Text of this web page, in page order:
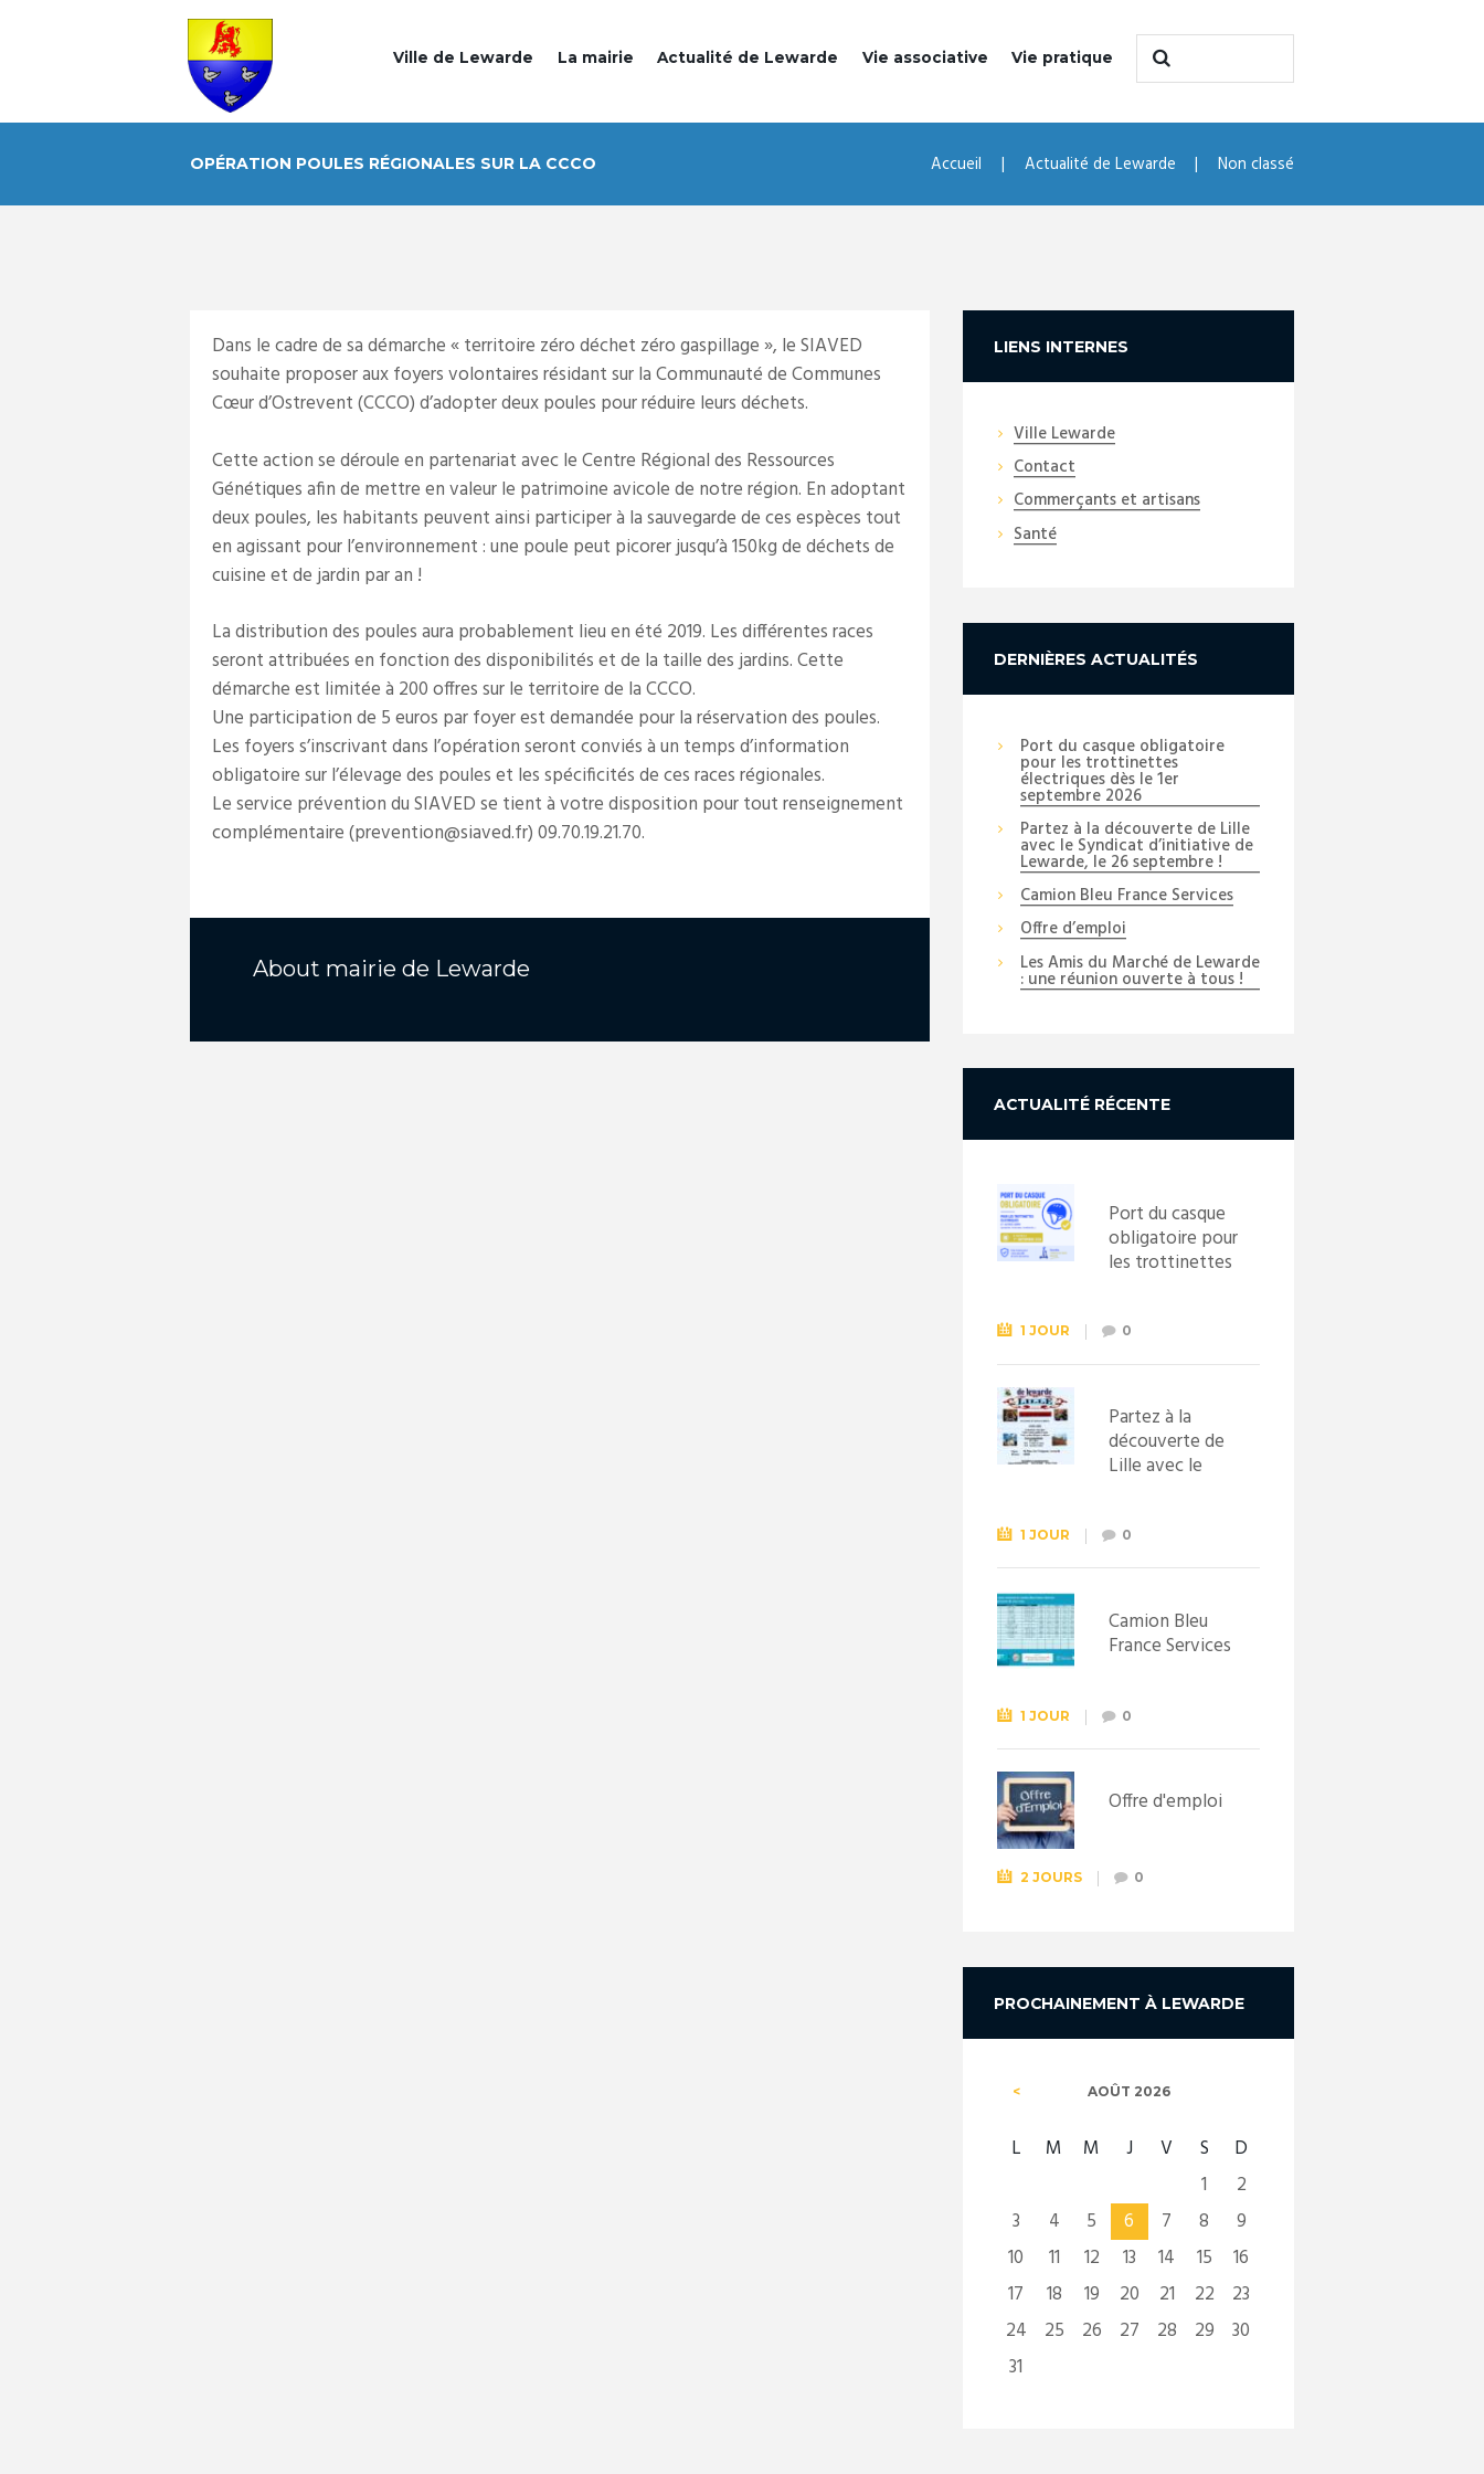
Ville de Lewarde La mairie Actualité de Lewarde Vie associative Vie pratique
OPÉRATION POULES RÉGIONALES SUR LA CCCO Accueil Actualité de Lewarde Non classé
Dans le cadre de sa démarche « territoire zéro déchet zéro gaspillage », le SIAVED
souhaite proposer aux foyers volontaires résidant sur la Communauté de Communes
Cœur d’Ostrevent (CCCO) d’adopter deux poules pour réduire leurs déchets.
Cette action se déroule en partenariat avec le Centre Régional des Ressources
Génétiques afin de mettre en valeur le patrimoine avicole de notre région. En adoptant
deux poules, les habitants peuvent ainsi participer à la sauvegarde de ces espèces tout
en agissant pour l’environnement : une poule peut picorer jusqu’à 150kg de déchets de
cuisine et de jardin par an !
La distribution des poules aura probablement lieu en été 2019. Les différentes races
seront attribuées en fonction des disponibilités et de la taille des jardins. Cette
démarche est limitée à 200 offres sur le territoire de la CCCO.
Une participation de 5 euros par foyer est demandée pour la réservation des poules.
Les foyers s’inscrivant dans l’opération seront conviés à un temps d’information
obligatoire sur l’élevage des poules et les spécificités de ces races régionales.
Le service prévention du SIAVED se tient à votre disposition pour tout renseignement
complémentaire (prevention@siaved.fr) 09.70.19.21.70.
About mairie de Lewarde
LIENS INTERNES
Ville Lewarde
Contact
Commerçants et artisans
Santé
DERNIÈRES ACTUALITÉS
Port du casque obligatoire
pour les trottinettes
électriques dès le 1er
septembre 2026
Partez à la découverte de Lille
avec le Syndicat d’initiative de
Lewarde, le 26 septembre !
Camion Bleu France Services
Offre d’emploi
Les Amis du Marché de Lewarde
: une réunion ouverte à tous !
ACTUALITÉ RÉCENTE
Port du casque
obligatoire pour
les trottinettes
septembre
2026
1 JOUR 0
Partez à la
découverte de
Lille avec le
Lewarde, le 26
septembre !
1 JOUR 0
Camion Bleu
France Services
1 JOUR 0
Offre d'emploi
2 JOURS 0
PROCHAINEMENT À LEWARDE
AOÛT 2026
L M M J V S
D
1
2
3
4 5 6 7 8
9
10
11 12 13 14 15
16
17
18 19 20 21 22
23
24
25 26 27 28 29
30
31